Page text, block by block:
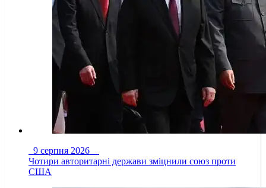
9 серпня 2026
Чотири авторитарні держави зміцнили союз проти
США